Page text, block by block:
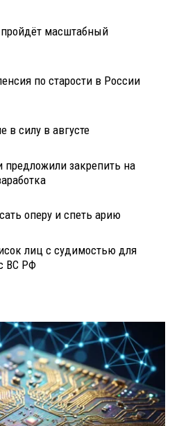
масштабный
по старости в России
в силу в августе
предложили закрепить на
оперу и спеть арию
лиц с судимостью для
ВС РФ